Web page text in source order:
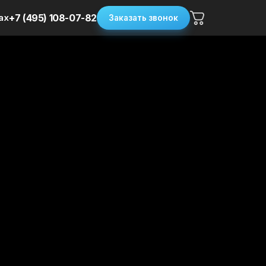
+7 (495) 108-07-82 Заказать звонок